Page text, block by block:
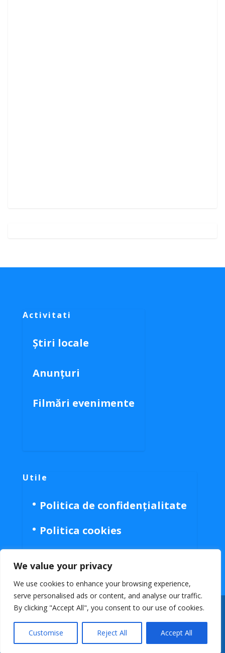
We value your privacy
We use cookies to enhance your browsing experience,
serve personalised ads or content, and analyse our traffic.
By clicking "Accept All", you consent to our use of cookies.
Customise Reject All Accept All
Activitati
Știri locale
Anunțuri
Filmări evenimente
Utile
Politica de confidențialitate
Politica cookies
GLASUL NORDULUI 2024 Facebook
Link